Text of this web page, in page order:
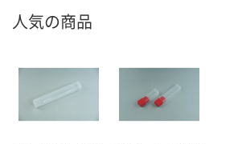
人気の商品